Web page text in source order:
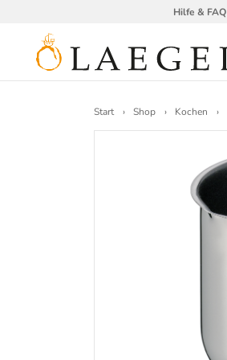
Hilfe & FAQ
Start Shop Kochen